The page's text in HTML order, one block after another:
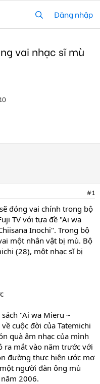
Đăng nhập
vai nhạc sĩ mù
#1
đóng vai chính trong bộ
TV với tựa đề "Ai wa
Inochi". Trong bộ
một nhân vật bị mù. Bộ
(28), một nhạc sĩ bị
"Ai wa Mieru ~
cuộc đời của Tatemichi
quà âm nhạc của mình
ra mắt vào năm trước với
đường thực hiện ước mơ
người đàn ông mù
2006.